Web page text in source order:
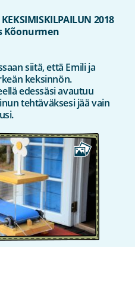
2018
Kõonurmen
siitä, että Emili ja
keksinnön.
edessäsi avautuu
tehtäväksesi jää vain